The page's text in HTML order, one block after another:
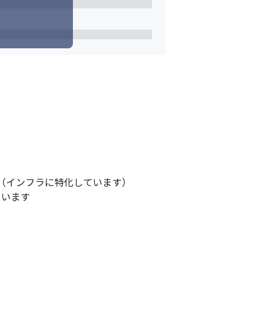
ンフラに特化しています）
ます